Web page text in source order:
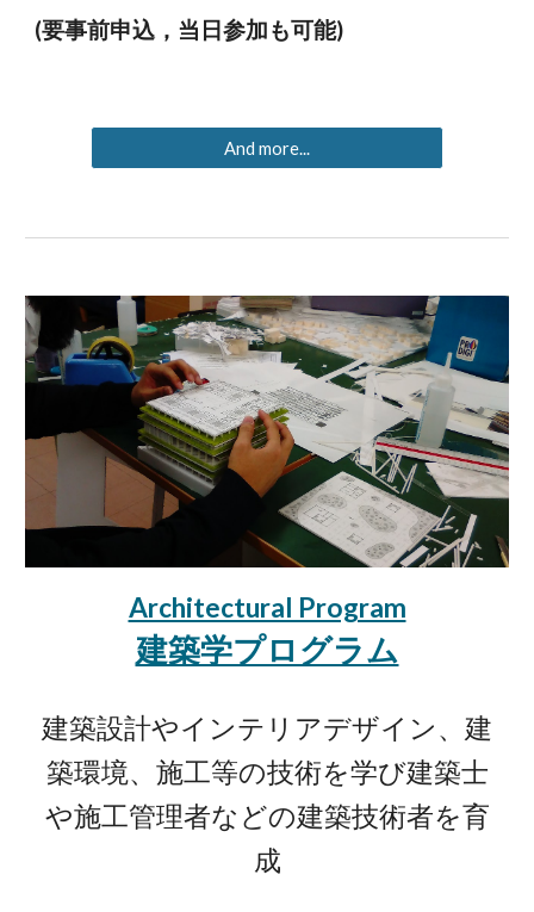
(要事前申込， 当日参加も可能)
And more...
Architectural Program
建築学プログラム
建築設計やインテリアデザイン、建
築環境、施工等の技術を学び建築士
や施工管理者などの建築技術者を育
成